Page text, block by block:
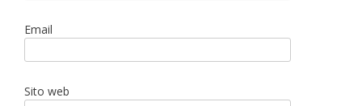
Email
Sito web